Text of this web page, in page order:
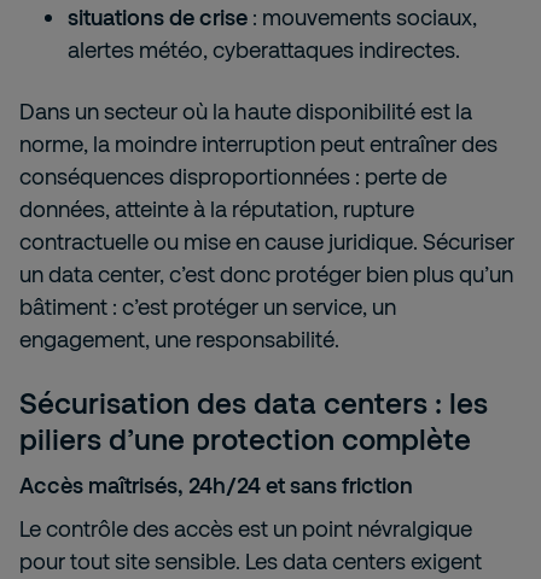
situations de crise : mouvements sociaux,
alertes météo, cyberattaques indirectes.
Dans un secteur où la haute disponibilité est la
norme, la moindre interruption peut entraîner des
conséquences disproportionnées : perte de
données, atteinte à la réputation, rupture
contractuelle ou mise en cause juridique. Sécuriser
un data center, c’est donc protéger bien plus qu’un
bâtiment : c’est protéger un service, un
engagement, une responsabilité.
Sécurisation des data centers : les
piliers d’une protection complète
Accès maîtrisés, 24h/24 et sans friction
Le contrôle des accès est un point névralgique
pour tout site sensible. Les data centers exigent